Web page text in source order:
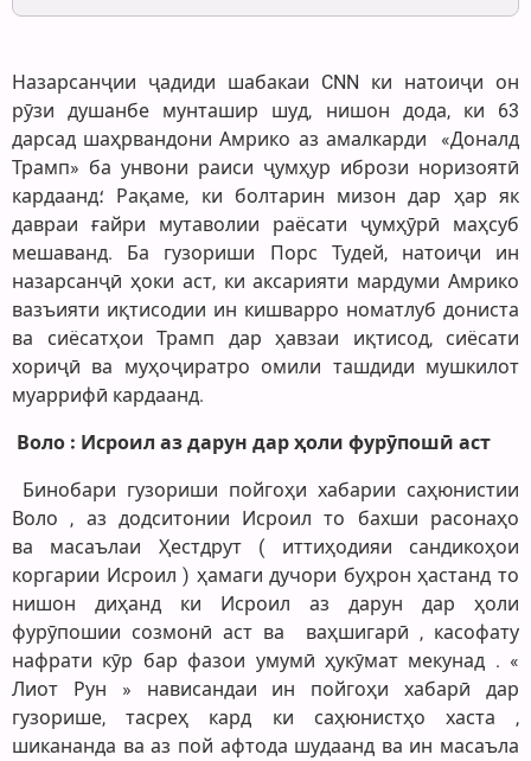
Назарсанҷии ҷадиди шабакаи CNN ки натоиҷи он
рӯзи душанбе мунташир шуд, нишон дода, ки 63
дарсад шаҳрвандони Амрико аз амалкарди «Доналд
Трамп» ба унвони раиси ҷумҳур ибрози норизоятӣ
кардаанд؛ Рақаме, ки болтарин мизон дар ҳар як
давраи ғайри мутаволии раёсати ҷумҳӯрӣ маҳсуб
мешаванд. Ба гузориши Порс Тудей, натоиҷи ин
назарсанҷӣ ҳоки аст, ки аксарияти мардуми Амрико
вазъияти иқтисодии ин кишварро номатлуб дониста
ва сиёсатҳои Трамп дар ҳавзаи иқтисод, сиёсати
хориҷӣ ва муҳоҷиратро омили ташдиди мушкилот
муаррифӣ кардаанд.
Воло : Исроил аз дарун дар ҳоли фурӯпошӣ аст
Бинобари гузориши пойгоҳи хабарии саҳюнистии
Воло , аз додситонии Исроил то бахши расонаҳо
ва масаълаи Ҳестдрут ( иттиҳодияи сандикоҳои
коргарии Исроил ) ҳамаги дучори буҳрон ҳастанд то
нишон диҳанд ки Исроил аз дарун дар ҳоли
фурӯпошии созмонӣ аст ва ваҳшигарӣ , касофату
нафрати кӯр бар фазои умумӣ ҳукӯмат мекунад . «
Лиот Рун » нависандаи ин пойгоҳи хабарӣ дар
гузорише, тасреҳ кард ки саҳюнистҳо хаста ,
шикананда ва аз пой афтода шудаанд ва ин масаъла